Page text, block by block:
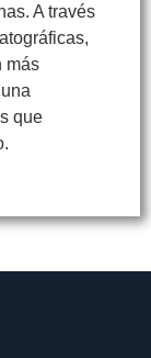
A través
más
que